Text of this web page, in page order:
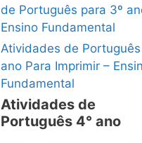
de Português para 3º
Ensino Fundamental
Atividades de Português
ano Para Imprimir –
Fundamental
Atividades de
Português 4° ano